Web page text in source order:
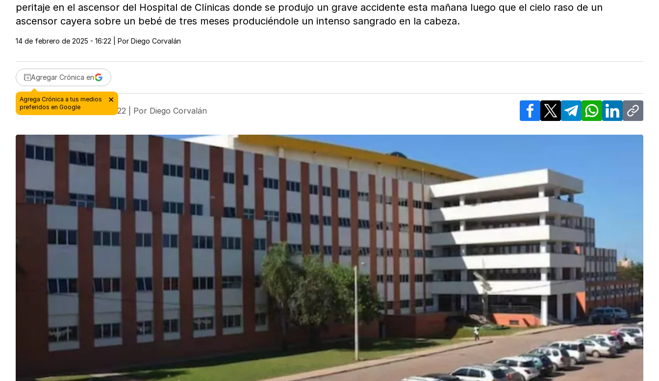
peritaje en el ascensor del Hospital de Clínicas donde se produjo un grave accidente esta mañana luego que el cielo raso de un
ascensor cayera sobre un bebé de tres meses produciéndole un intenso sangrado en la cabeza.
14 de febrero de 2025 - 16:22 | Por Diego Corvalán
Agregar Crónica en
14 de febrero de 2025 - 16:22 | Por Diego Corvalán
Facebook
X TelegramWhatsApp
LinkedInCopy